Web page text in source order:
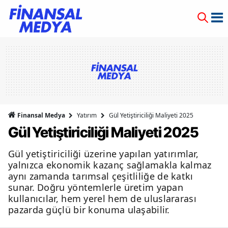
Finansal Medya Yatırım Gül Yetiştiriciliği Maliyeti 2025
Gül Yetiştiriciliği Maliyeti 2025
Gül yetiştiriciliği üzerine yapılan yatırımlar,
yalnızca ekonomik kazanç sağlamakla kalmaz
aynı zamanda tarımsal çeşitliliğe de katkı
sunar. Doğru yöntemlerle üretim yapan
kullanıcılar, hem yerel hem de uluslararası
pazarda güçlü bir konuma ulaşabilir.